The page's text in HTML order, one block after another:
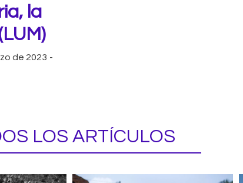
la
de 2023 -
LOS ARTÍCULOS